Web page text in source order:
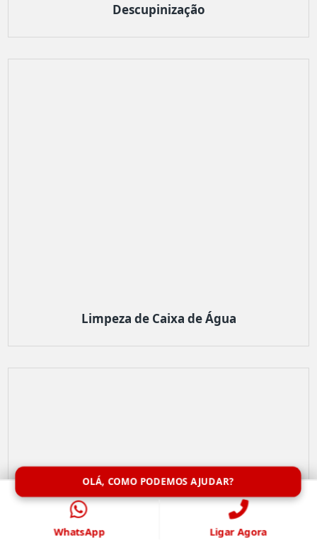
Descupinização
Limpeza de Caixa de Água
OLÁ, COMO PODEMOS AJUDAR?
WhatsApp Ligar Agora